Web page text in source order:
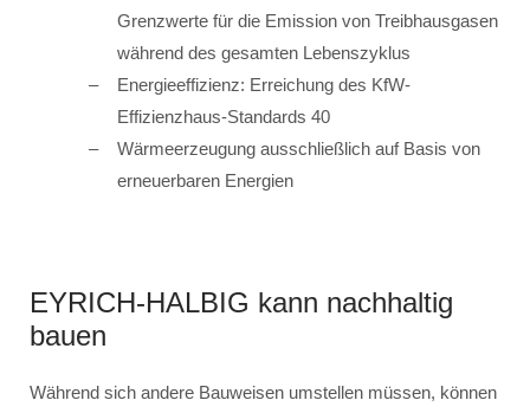
Grenzwerte für die Emission von Treibhausgasen
während des gesamten Lebenszyklus
Energieeffizienz: Erreichung des KfW-
Effizienzhaus-Standards 40
Wärmeerzeugung ausschließlich auf Basis von
erneuerbaren Energien
EYRICH-HALBIG kann nachhaltig
bauen
Während sich andere Bauweisen umstellen müssen, können